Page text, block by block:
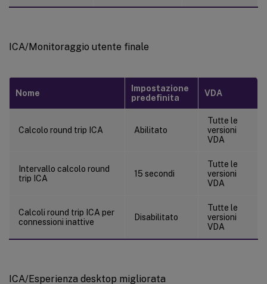
ICA/Monitoraggio utente finale
Nome
Impostazione
predefinita
VDA
Calcolo round trip ICA Abilitato
Tutte le
versioni
VDA
Intervallo calcolo round
trip ICA
15 secondi
Tutte le
versioni
VDA
Calcoli round trip ICA per
connessioni inattive
Disabilitato
Tutte le
versioni
VDA
ICA/Esperienza desktop migliorata